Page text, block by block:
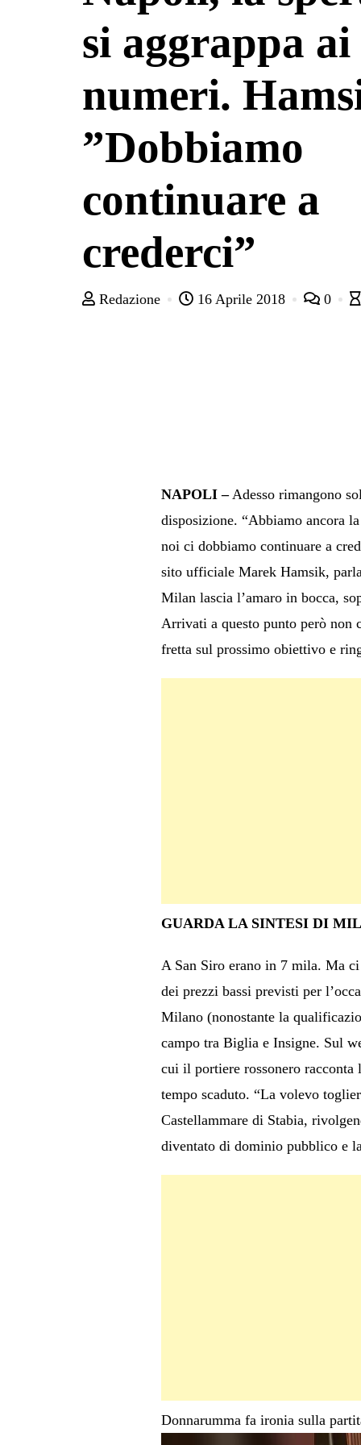
si aggrappa ai
numeri.
”Dobbiamo
continuare a
crederci”
Redazione 16 Aprile 2018 0
NAPOLI –Adesso rimangono
disposizione. “Abbiamo ancora
noi ci dobbiamo continuare a
sito ufficiale Marek Hamsik,
Milan lascia l’amaro in bocca,
Arrivati a questo punto però non
fretta sul prossimo obiettivo e
GUARDA LA SINTESI DI
A San Siro erano in 7 mila. Ma
dei prezzi bassi previsti per
Milano (nonostante la
campo tra Biglia e Insigne. Sul
cui il portiere rossonero
tempo scaduto. “La volevo
Castellammare di Stabia,
diventato di dominio pubblico e
Donnarumma fa ironia sulla